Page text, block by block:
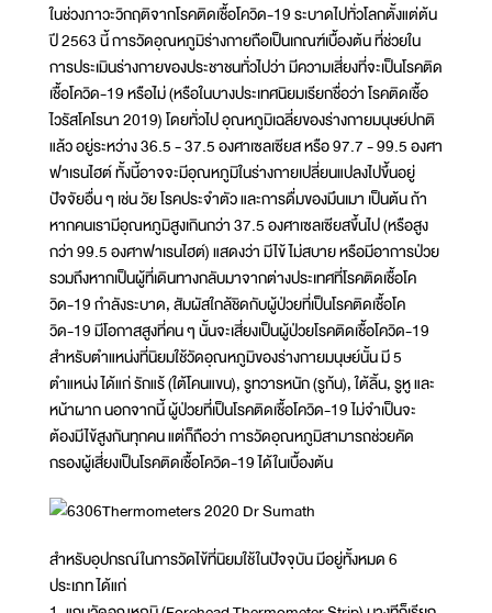
ในช่วงภาวะวิกฤติจากโรคติดเชื้อโควิด-19 ระบาดไปทั่วโลกตั้งแต่ต้น
ปี 2563 นี้ การวัดอุณหภูมิร่างกายถือเป็นเกณฑ์เบื้องต้น ที่ช่วยใน
การประเมินร่างกายของประชาชนทั่วไปว่า มีความเสี่ยงที่จะเป็นโรคติด
เชื้อโควิด-19 หรือไม่ (หรือในบางประเทศนิยมเรียกชื่อว่า โรคติดเชื้อ
ไวรัสโคโรนา 2019) โดยทั่วไป อุณหภูมิเฉลี่ยของร่างกายมนุษย์ปกติ
แล้ว อยู่ระหว่าง 36.5 - 37.5 องศาเซลเซียส หรือ 97.7 - 99.5 องศา
ฟาเรนไฮต์ ทั้งนี้อาจจะมีอุณหภูมิในร่างกายเปลี่ยนแปลงไปขึ้นอยู่
ปัจจัยอื่น ๆ เช่น วัย โรคประจำตัว และการดื่มของมึนเมา เป็นต้น ถ้า
หากคนเรามีอุณหภูมิสูงเกินกว่า 37.5 องศาเซลเซียสขึ้นไป (หรือสูง
กว่า 99.5 องศาฟาเรนไฮต์) แสดงว่า มีไข้ ไม่สบาย หรือมีอาการป่วย
รวมถึงหากเป็นผู้ที่เดินทางกลับมาจากต่างประเทศที่โรคติดเชื้อโค
วิด-19 กำลังระบาด, สัมผัสใกล้ชิดกับผู้ป่วยที่เป็นโรคติดเชื้อโค
วิด-19 มีโอกาสสูงที่คน ๆ นั้นจะเสี่ยงเป็นผู้ป่วยโรคติดเชื้อโควิด-19
สำหรับตำแหน่งที่นิยมใช้วัดอุณหภูมิของร่างกายมนุษย์นั้น มี 5
ตำแหน่ง ได้แก่ รักแร้ (ใต้โคนแขน), รูทวารหนัก (รูก้น), ใต้ลิ้น, รูหู และ
หน้าผาก นอกจากนี้ ผู้ป่วยที่เป็นโรคติดเชื้อโควิด-19 ไม่จำเป็นจะ
ต้องมีไข้สูงกันทุกคน แต่ก็ถือว่า การวัดอุณหภูมิสามารถช่วยคัด
กรองผู้เสี่ยงเป็นโรคติดเชื้อโควิด-19 ได้ในเบื้องต้น
สำหรับอุปกรณ์ในการวัดไข้ที่นิยมใช้ในปัจจุบัน มีอยู่ทั้งหมด 6
ประเภท ได้แก่